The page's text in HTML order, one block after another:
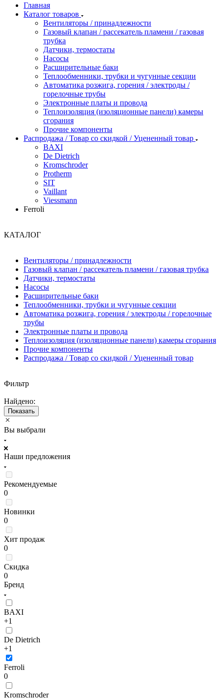
Главная
Каталог товаров
Вентиляторы / принадлежности
Газовый клапан / рассекатель пламени / газовая
трубка
Датчики, термостаты
Насосы
Расширительные баки
Теплообменники, трубки и чугунные секции
Автоматика розжига, горения / электроды /
горелочные трубы
Электронные платы и провода
Теплоизоляция (изоляционные панели) камеры
сгорания
Прочие компоненты
Распродажа / Товар со скидкой / Уцененный товар
BAXI
De Dietrich
Kromschroder
Protherm
SIT
Vaillant
Viessmann
Ferroli
КАТАЛОГ
Вентиляторы / принадлежности
Газовый клапан / рассекатель пламени / газовая трубка
Датчики, термостаты
Насосы
Расширительные баки
Теплообменники, трубки и чугунные секции
Автоматика розжига, горения / электроды / горелочные
трубы
Электронные платы и провода
Теплоизоляция (изоляционные панели) камеры сгорания
Прочие компоненты
Распродажа / Товар со скидкой / Уцененный товар
Фильтр
Найдено:
Показать
Вы выбрали
Наши предложения
Рекомендуемые
0
Новинки
0
Хит продаж
0
Скидка
0
Бренд
BAXI
+1
De Dietrich
+1
Ferroli
0
Kromschroder